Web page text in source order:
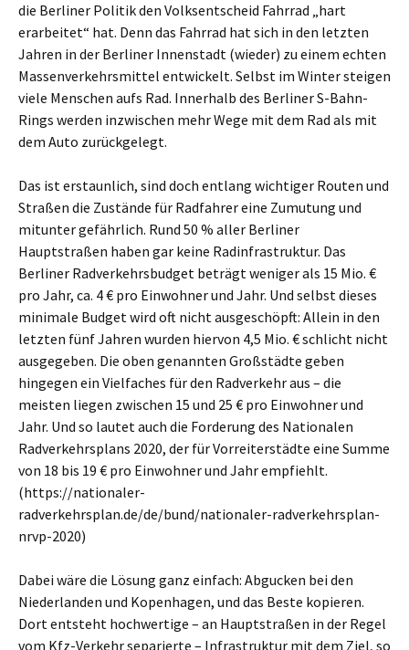
die Berliner Politik den Volksentscheid Fahrrad „hart
erarbeitet“ hat. Denn das Fahrrad hat sich in den letzten
Jahren in der Berliner Innenstadt (wieder) zu einem echten
Massenverkehrsmittel entwickelt. Selbst im Winter steigen
viele Menschen aufs Rad. Innerhalb des Berliner S-Bahn-
Rings werden inzwischen mehr Wege mit dem Rad als mit
dem Auto zurückgelegt.
Das ist erstaunlich, sind doch entlang wichtiger Routen und
Straßen die Zustände für Radfahrer eine Zumutung und
mitunter gefährlich. Rund 50 % aller Berliner
Hauptstraßen haben gar keine Radinfrastruktur. Das
Berliner Radverkehrsbudget beträgt weniger als 15 Mio. €
pro Jahr, ca. 4 € pro Einwohner und Jahr. Und selbst dieses
minimale Budget wird oft nicht ausgeschöpft: Allein in den
letzten fünf Jahren wurden hiervon 4,5 Mio. € schlicht nicht
ausgegeben. Die oben genannten Großstädte geben
hingegen ein Vielfaches für den Radverkehr aus – die
meisten liegen zwischen 15 und 25 € pro Einwohner und
Jahr. Und so lautet auch die Forderung des Nationalen
Radverkehrsplans 2020, der für Vorreiterstädte eine Summe
von 18 bis 19 € pro Einwohner und Jahr empfiehlt.
(https://nationaler-
radverkehrsplan.de/de/bund/nationaler-radverkehrsplan-
nrvp-2020)
Dabei wäre die Lösung ganz einfach: Abgucken bei den
Niederlanden und Kopenhagen, und das Beste kopieren.
Dort entsteht hochwertige – an Hauptstraßen in der Regel
vom Kfz-Verkehr separierte – Infrastruktur mit dem Ziel, so